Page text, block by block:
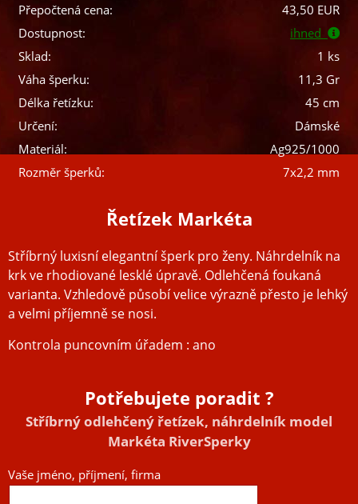
Přepočtená cena:
43,50 EUR
Dostupnost:
ihned
Sklad:
1 ks
Váha šperku:
11,3 Gr
Délka řetízku:
45 cm
Určení:
Dámské
Materiál:
Ag925/1000
Rozměr šperků:
7x2,2 mm
Řetízek Markéta
Stříbrný luxisní elegantní šperk pro ženy. Náhrdelník na
krk ve rhodiované lesklé úpravě. Odlehčená foukaná
varianta. Vzhledově působí velice výrazně přesto je lehký
a velmi příjemně se nosi.
Kontrola puncovním úřadem : ano
Potřebujete poradit ?
Stříbrný odlehčený řetízek, náhrdelník model
Markéta RiverSperky
Vaše jméno, příjmení, firma